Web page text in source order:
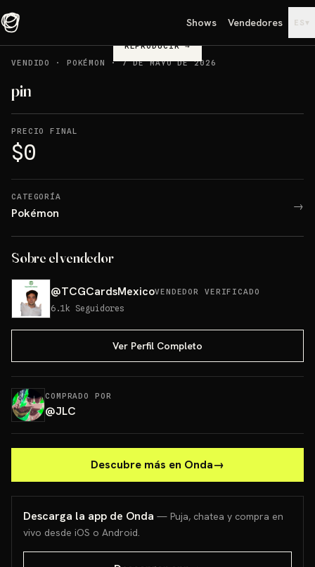
Shows Vendedores ES ▾
REPRODUCIR→
VENDIDO
· POKÉMON ·7 DE MAYO DE 2026
pin
PRECIO FINAL
$0
CATEGORÍA
Pokémon →
Sobre el vendedor
@TCGCardsMexicoVENDEDOR VERIFICADO
6.1k Seguidores
Ver Perfil Completo
COMPRADO POR
@JLC
Descubre más en Onda→
Descarga la app de Onda — Puja, chatea y compra en
vivo desde iOS o Android.